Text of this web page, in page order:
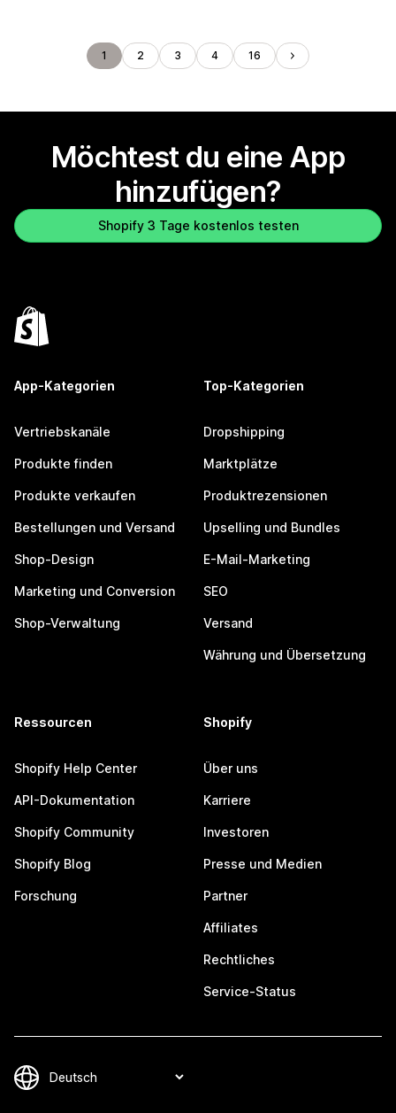
1 2 3 4 16
Möchtest du eine App
hinzufügen?
Shopify 3 Tage kostenlos testen
App-Kategorien
Vertriebskanäle
Produkte finden
Produkte verkaufen
Bestellungen und Versand
Shop-Design
Marketing und Conversion
Shop-Verwaltung
Top-Kategorien
Dropshipping
Marktplätze
Produktrezensionen
Upselling und Bundles
E-Mail-Marketing
SEO
Versand
Währung und Übersetzung
Ressourcen
Shopify Help Center
API-Dokumentation
Shopify Community
Shopify Blog
Forschung
Shopify
Über uns
Karriere
Investoren
Presse und Medien
Partner
Affiliates
Rechtliches
Service-Status